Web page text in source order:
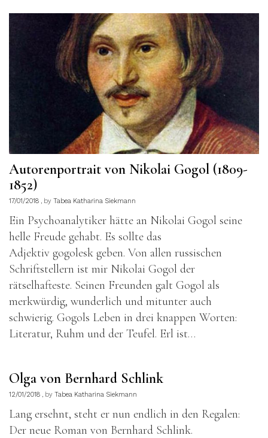
Autorenportrait von Nikolai Gogol (1809-
1852)
17/01/2018 by Tabea Katharina Siekmann
Ein Psychoanalytiker hätte an Nikolai Gogol seine
helle Freude gehabt. Es sollte das
Adjektiv gogolesk geben. Von allen russischen
Schriftstellern ist mir Nikolai Gogol der
rätselhafteste. Seinen Freunden galt Gogol als
merkwürdig, wunderlich und mitunter auch
schwierig. Gogols Leben in drei knappen Worten:
Literatur, Ruhm und der Teufel. Erl ist…
Olga von Bernhard Schlink
12/01/2018 by Tabea Katharina Siekmann
Lang ersehnt, steht er nun endlich in den Regalen:
Der neue Roman von Bernhard Schlink.